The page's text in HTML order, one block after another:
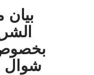
بيان
شوال